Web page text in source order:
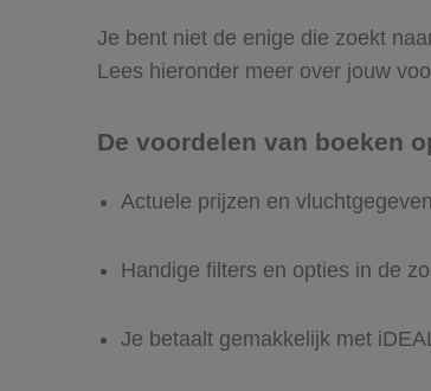
Je bent niet de enige die zoekt
Lees hieronder meer over jouw
De voordelen van boeken
Actuele prijzen en
Handige filters en opties in de
Je betaalt gemakkelijk met